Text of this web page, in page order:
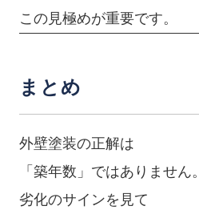
この見極めが重要です。
まとめ
外壁塗装の正解は
「築年数」ではありません。
劣化のサインを見て